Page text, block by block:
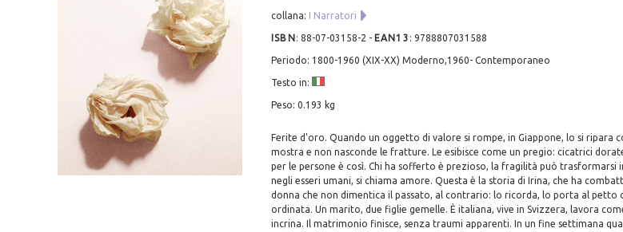
collana: I Narratori
ISBN : 88-07-03158-2 - EAN13 : 9788807031588
Periodo: 1800-1960 (XIX-XX) Moderno,1960- Contemporaneo
Testo in:
Peso: 0.193 kg
Ferite d'oro. Quando un oggetto di valore si rompe, in Giappone, lo si ripara
mostra e non nasconde le fratture. Le esibisce come un pregio: cicatrici
per le persone è così. Chi ha sofferto è prezioso, la fragilità può trasformarsi
negli esseri umani, si chiama amore. Questa è la storia di Irina, che ha
donna che non dimentica il passato, al contrario: lo ricorda, lo porta al petto
ordinata. Un marito, due figlie gemelle. È italiana, vive in Svizzera, lavora
incrina. Il matrimonio finisce, senza traumi apparenti. In un fine settimana